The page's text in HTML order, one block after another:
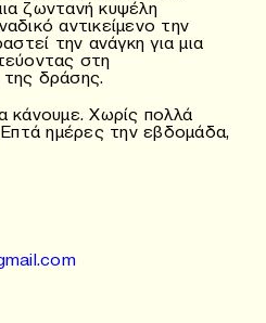
ζωντανή κυψέλη
αντικείμενο την
την ανάγκη για μια
στη
δράσης.
κάνουμε. Χωρίς πολλά
ημέρες την εβδομάδα,